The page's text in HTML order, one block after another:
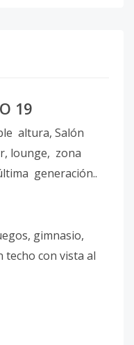
19
altura, Salón
lounge, zona
generación..
gimnasio,
techo con vista al